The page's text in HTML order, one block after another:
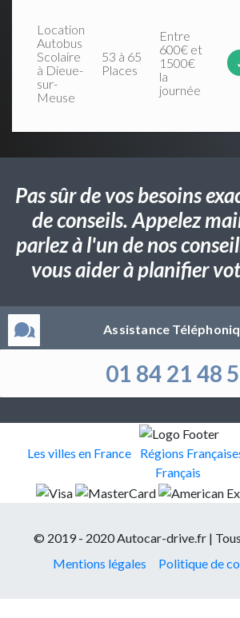
Location
Autobus
Scolaire
à Dieue-
sur-
Meuse
53 à 65
Places
Entre
600€ et
1500€
la
journée
Pas sûr de vos besoins
de conseils. Appelez
parlez à l'un de nos
vous aider à planifier
Assistance
01 84 21 48
Les villes en France Régions
Français
© 2019 - 2020 Autocar-drive.fr |
Mentions légales
Politique de